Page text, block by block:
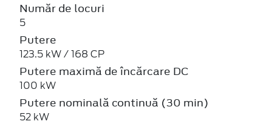
Număr de locuri
5
Putere
123.5 kW / 168 CP
Putere maximă de încărcare DC
100 kW
Putere nominală continuă (30 min)
52 kW